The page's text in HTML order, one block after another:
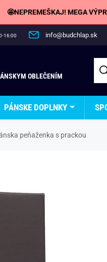
🤩NEPREMEŠKAJ! MEGA
16:00 info@budchlap.sk
OBLEČENÍM
PÁNSKE DOPLNKY
peňaženka s prackou